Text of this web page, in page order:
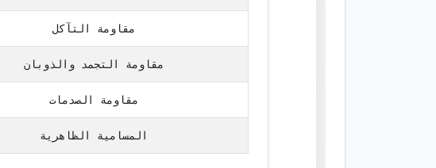
مقاومة التآكل
مقاومة التجمد والذوبان
مقاومة الصدمات
المسامية الظاهرية